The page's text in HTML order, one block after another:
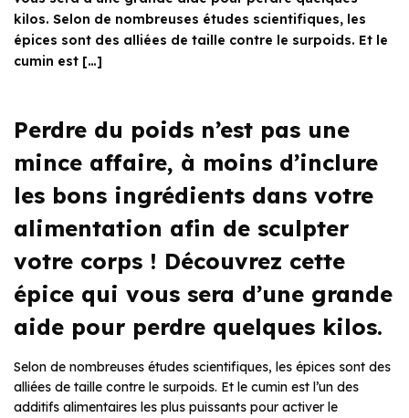
kilos. Selon de nombreuses études scientifiques, les
épices sont des alliées de taille contre le surpoids. Et le
cumin est […]
Perdre du poids n’est pas une
mince affaire, à moins d’inclure
les bons ingrédients dans votre
alimentation afin de sculpter
votre corps ! Découvrez cette
épice qui vous sera d’une grande
aide pour perdre quelques kilos.
Selon de nombreuses études scientifiques, les épices sont des
alliées de taille contre le surpoids. Et le cumin est l’un des
additifs alimentaires les plus puissants pour activer le